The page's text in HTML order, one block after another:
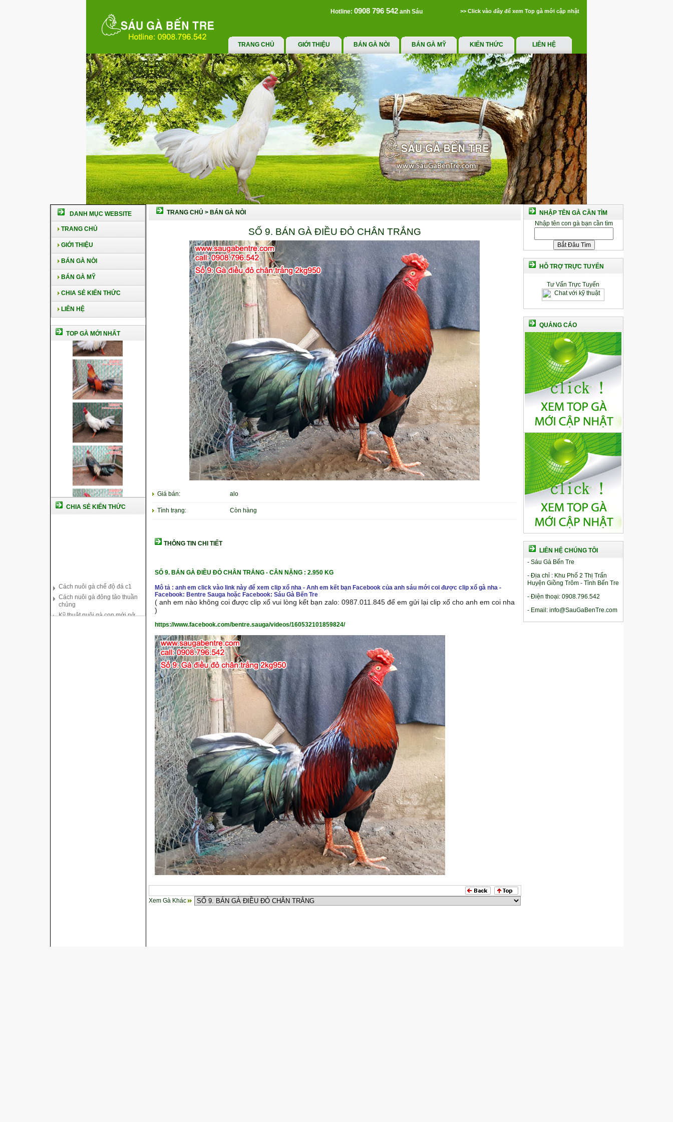
Hotline: 0908 796 542 anh Sáu >> Click vào đây để xem Top gà mới cập nhật
TRANG CHỦ GIỚI THIỆU BÁN GÀ NÒI BÁN GÀ MỸ KIẾN THỨC LIÊN HỆ
DANH MỤC WEBSITE
TRANG CHỦ
GIỚI THIỆU
BÁN GÀ NÒI
BÁN GÀ MỸ
CHIA SẺ KIẾN THỨC
LIÊN HỆ
TOP GÀ MỚI NHẤT
CHIA SẺ KIẾN THỨC
Cách nuôi gà đông tảo thuần
chủng
Kỹ thuật nuôi gà con mới nở
Hướng dẫn nuôi gà đá
TRANG CHỦ > BÁN GÀ NÒI
SỐ 9. BÁN GÀ ĐIỀU ĐỎ CHÂN TRẮNG
Giá bán: alo
Tình trạng: Còn hàng
THÔNG TIN CHI TIẾT
SỐ 9. BÁN GÀ ĐIỀU ĐỎ CHÂN TRẮNG - CÂN NẶNG : 2.950 KG
Mô tả : anh em click vào link này để xem clip xổ nha - Anh em kết bạn Facebook của anh sáu mới coi được clip xổ gà nha -
Facebook: Bentre Sauga hoặc Facebook: Sáu Gà Bến Tre
( anh em nào không coi được clip xổ vui lòng kết bạn zalo: 0987.011.845 để em gửi lại clip xổ cho anh em coi nha
)
https://www.facebook.com/bentre.sauga/videos/160532101859824/
Xem Gà Khác
NHẬP TÊN GÀ CẦN TÌM
Nhập tên con gà bạn cần tìm
HỖ TRỢ TRỰC TUYẾN
Tư Vấn Trực Tuyến
QUẢNG CÁO
LIÊN HỆ CHÚNG TÔI
- Sáu Gà Bến Tre
- Địa chỉ : Khu Phố 2 Thị Trấn
Huyện Giồng Trôm - Tỉnh Bến Tre
- Điện thoại: 0908.796.542
- Email: info@SauGaBenTre.com